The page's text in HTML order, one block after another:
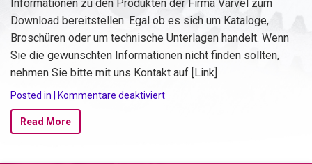
Informationen zu den Produkten der Firma Varvel zum
Download bereitstellen. Egal ob es sich um Kataloge,
Broschüren oder um technische Unterlagen handelt. Wenn
Sie die gewünschten Informationen nicht finden sollten,
nehmen Sie bitte mit uns Kontakt auf [Link]
Posted in | Kommentare deaktiviertfür